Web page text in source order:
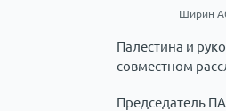
Ширин
Палестина и
совместном
Председатель